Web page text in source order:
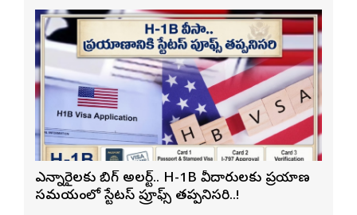
ఎన్నారైలకు బిగ్ అలర్ట్.. H-1B వీసాదారులకు ప్రయాణ
సమయంలో స్టేటస్ ప్రూఫ్స్ తప్పనిసరి..!